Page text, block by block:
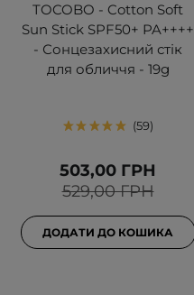
TOCOBO - Cotton Soft
Sun Stick SPF50+ PA++++
- Сонцезахисний стік
для обличчя - 19g
59
529,00 ГРН
503,00 ГРН
ДОДАТИ ДО КОШИКА